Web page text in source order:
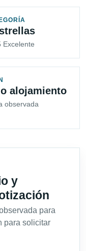
Excelente
alojamiento
observada
y
para
para solicitar